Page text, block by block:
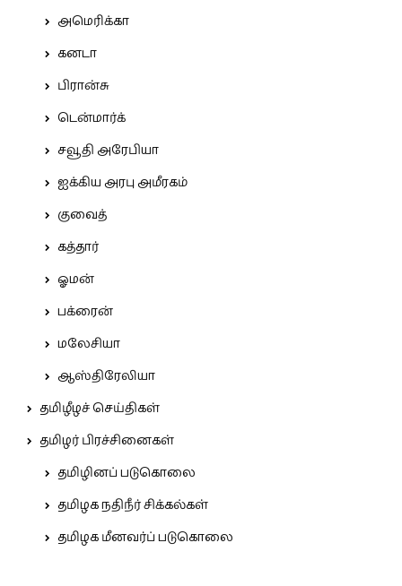
அமெரிக்கா
கனடா
பிரான்சு
டென்மார்க்
சவூதி அரேபியா
ஐக்கிய அரபு அமீரகம்
குவைத்
கத்தார்
ஓமன்
பக்ரைன்
மலேசியா
ஆஸ்திரேலியா
தமிழீழச் செய்திகள்
தமிழர் பிரச்சினைகள்
தமிழினப் படுகொலை
தமிழக நதிநீர் சிக்கல்கள்
தமிழக மீனவர்ப் படுகொலை